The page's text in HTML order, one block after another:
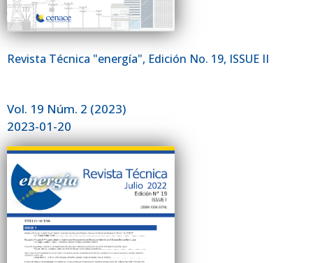
Revista Técnica "energía", Edición No. 19, ISSUE II
Vol. 19 Núm. 2 (2023)
2023-01-20